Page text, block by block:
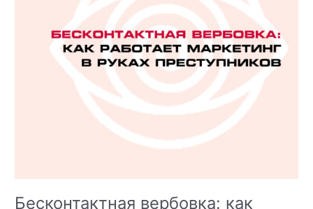
Бесконтактная вербовка: как